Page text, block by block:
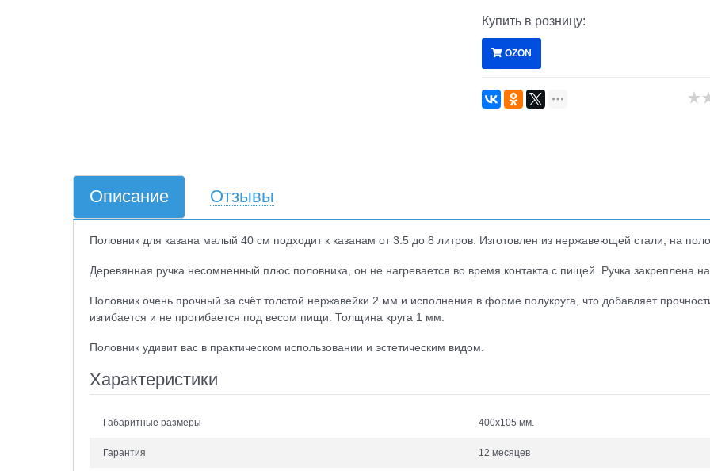
Купить в розницу:
OZON
Описание Отзывы
Половник для казана малый 40 см подходит к казанам от 3.5 до 8 литров. Изготовлен из нержавеющей стали, на
Деревянная ручка несомненный плюс половника, он не нагревается во время контакта с пищей. Ручка закреплена
Половник очень прочный за счёт толстой нержавейки 2 мм и исполнения в форме полукруга, что добавляет
изгибается и не прогибается под весом пищи. Толщина круга 1 мм.
Половник удивит вас в практическом использовании и эстетическим видом.
Характеристики
Габаритные размеры 400х105 мм.
Гарантия 12 месяцев